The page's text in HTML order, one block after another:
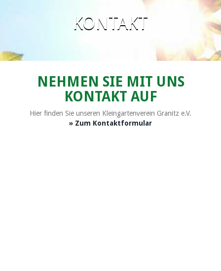
KONTAKT
NEHMEN SIE MIT UNS
KONTAKT AUF
Hier finden Sie unseren Kleingartenverein Granitz e.V.
» Zum Kontaktformular